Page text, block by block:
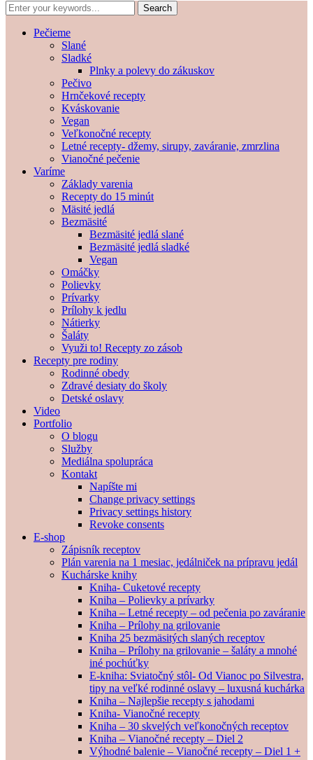
Pečieme
Slané
Sladké
Plnky a polevy do zákuskov
Pečivo
Hrnčekové recepty
Kváskovanie
Vegan
Veľkonočné recepty
Letné recepty- džemy, sirupy, zaváranie, zmrzlina
Vianočné pečenie
Varíme
Základy varenia
Recepty do 15 minút
Mäsité jedlá
Bezmäsité
Bezmäsité jedlá slané
Bezmäsité jedlá sladké
Vegan
Omáčky
Polievky
Prívarky
Prílohy k jedlu
Nátierky
Šaláty
Využi to! Recepty zo zásob
Recepty pre rodiny
Rodinné obedy
Zdravé desiaty do školy
Detské oslavy
Video
Portfolio
O blogu
Služby
Mediálna spolupráca
Kontakt
Napíšte mi
Change privacy settings
Privacy settings history
Revoke consents
E-shop
Zápisník receptov
Plán varenia na 1 mesiac, jedálniček na prípravu jedál
Kuchárske knihy
Kniha- Cuketové recepty
Kniha – Polievky a prívarky
Kniha – Letné recepty – od pečenia po zaváranie
Kniha – Prílohy na grilovanie
Kniha 25 bezmäsitých slaných receptov
Kniha – Prílohy na grilovanie – šaláty a mnohé
iné pochúťky
E-kniha: Sviatočný stôl- Od Vianoc po Silvestra,
tipy na veľké rodinné oslavy – luxusná kuchárka
Kniha – Najlepšie recepty s jahodami
Kniha- Vianočné recepty
Kniha – 30 skvelých veľkonočných receptov
Kniha – Vianočné recepty – Diel 2
Výhodné balenie – Vianočné recepty – Diel 1 +